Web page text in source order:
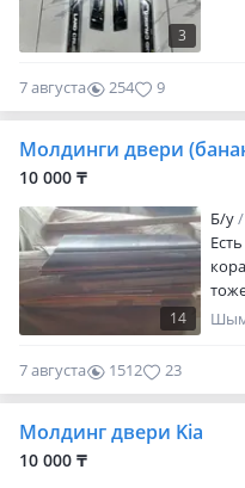
3
7 августа 254 9
Молдинги двери
10 000 ₸
14
Б/y
7 августа 1512 23
Молдинг двери Kia
10 000 ₸